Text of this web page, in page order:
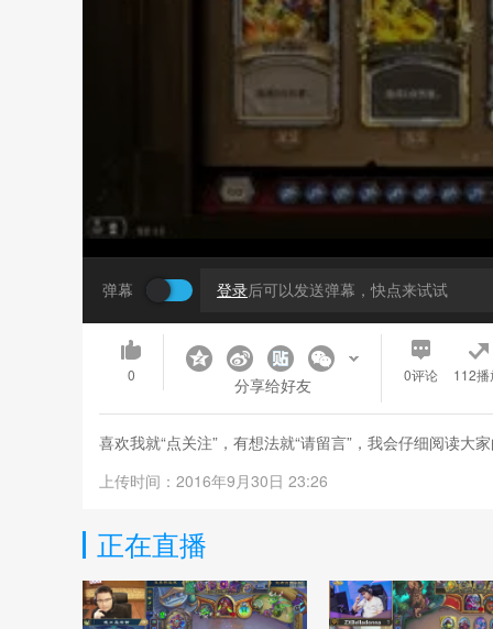
弹幕 登录后可以发送弹幕，快点来试试
0 分享给好友 0评论 112播
喜欢我就“点关注”，有想法就“请留言”，我会仔细阅读大
上传时间：2016年9月30日 23:26
正在直播